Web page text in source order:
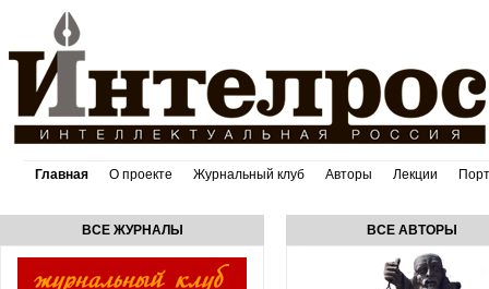
Главная О проекте Журнальный клуб Авторы Лекции
ВСЕ ЖУРНАЛЫ ВСЕ АВТОРЫ